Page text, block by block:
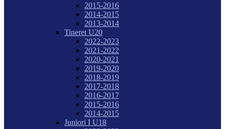
2015-2016
2014-2015
2013-2014
Tineret U20
2022-2023
2021-2022
2020-2021
2019-2020
2018-2019
2017-2018
2016-2017
2015-2016
2014-2015
Juniori I U18